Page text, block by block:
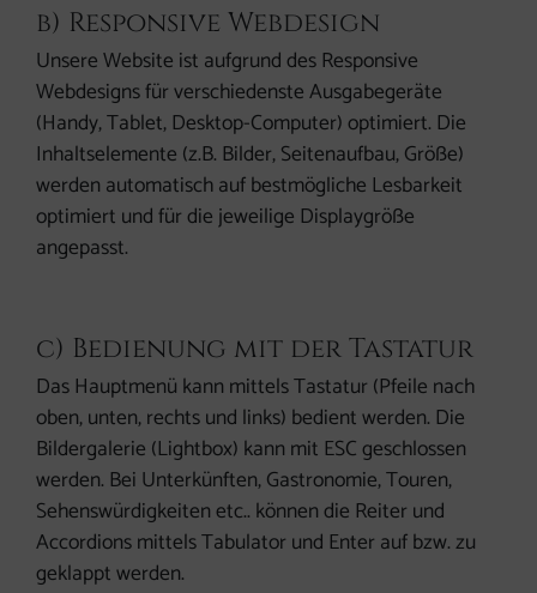
b) Responsive Webdesign
Unsere Website ist aufgrund des Responsive
Webdesigns für verschiedenste Ausgabegeräte
(Handy, Tablet, Desktop-Computer) optimiert. Die
Inhaltselemente (z.B. Bilder, Seitenaufbau, Größe)
werden automatisch auf bestmögliche Lesbarkeit
optimiert und für die jeweilige Displaygröße
angepasst.
c) Bedienung mit der Tastatur
Das Hauptmenü kann mittels Tastatur (Pfeile nach
oben, unten, rechts und links) bedient werden. Die
Bildergalerie (Lightbox) kann mit ESC geschlossen
werden. Bei Unterkünften, Gastronomie, Touren,
Sehenswürdigkeiten etc.. können die Reiter und
Accordions mittels Tabulator und Enter auf bzw. zu
geklappt werden.